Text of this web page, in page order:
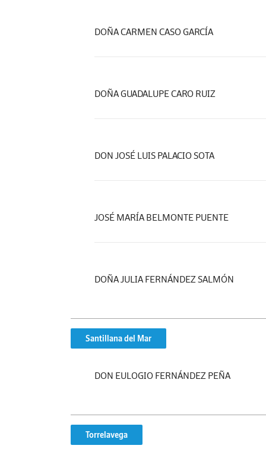
DOÑA CARMEN CASO GARCÍA
DOÑA GUADALUPE CARO RUIZ
DON JOSÉ LUIS PALACIO SOTA
JOSÉ MARÍA BELMONTE PUENTE
DOÑA JULIA FERNÁNDEZ SALMÓN
Santillana del Mar
DON EULOGIO FERNÁNDEZ PEÑA
Torrelavega